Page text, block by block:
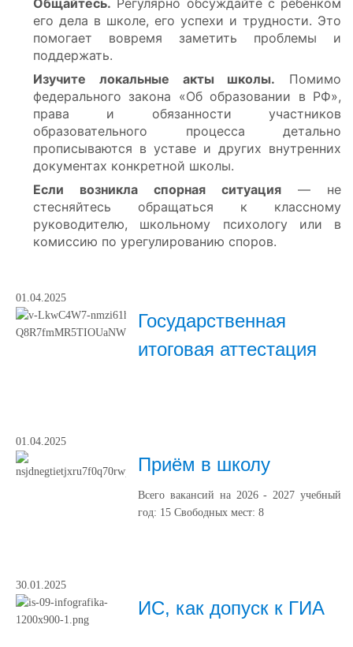
Общайтесь. Регулярно обсуждайте с ребёнком
его дела в школе, его успехи и трудности. Это
помогает вовремя заметить проблемы и
поддержать.
Изучите локальные акты школы. Помимо
федерального закона «Об образовании в РФ»,
права и обязанности участников
образовательного процесса детально
прописываются в уставе и других внутренних
документах конкретной школы.
Если возникла спорная ситуация — не
стесняйтесь обращаться к классному
руководителю, школьному психологу или в
комиссию по урегулированию споров.
01.04.2025
Государственная
итоговая аттестация
01.04.2025
Приём в школу
Всего вакансий на 2026 - 2027 учебный
год: 15 Свободных мест: 8
30.01.2025
ИС, как допуск к ГИА